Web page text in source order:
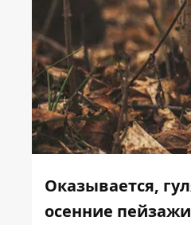
Оказывается,
осенние